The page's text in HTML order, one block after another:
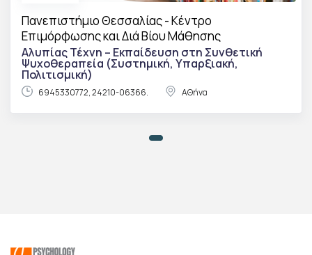
Πανεπιστήμιο Θεσσαλίας - Κέντρο
Επιμόρφωσης και Διά Βίου Μάθησης
Αλυπίας Τέχνη – Εκπαίδευση στη Συνθετική
Ψυχοθεραπεία (Συστημική, Υπαρξιακή,
Πολιτισμική)
6945330772, 24210-06366. ΑΘήνα